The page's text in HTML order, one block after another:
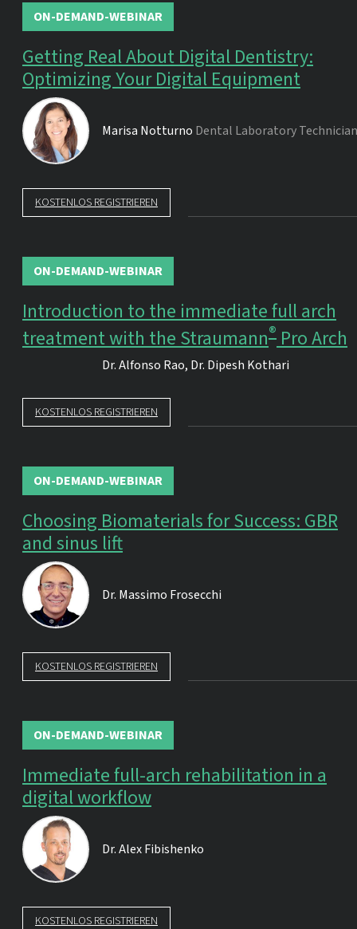
ON-DEMAND-WEBINAR
Getting Real About Digital Dentistry:
Optimizing Your Digital Equipment
Marisa Notturno Dental Laboratory Technician
KOSTENLOS REGISTRIEREN
ON-DEMAND-WEBINAR
Introduction to the immediate full arch
treatment with the Straumann®Pro Arch
Dr.Alfonso Rao, Dr. Dipesh Kothari
KOSTENLOS REGISTRIEREN
ON-DEMAND-WEBINAR
Choosing Biomaterials for Success: GBR
and sinus lift
Dr. Massimo Frosecchi
KOSTENLOS REGISTRIEREN
ON-DEMAND-WEBINAR
Immediate full-arch rehabilitation in a
digital workflow
Dr.Alex Fibishenko
KOSTENLOS REGISTRIEREN